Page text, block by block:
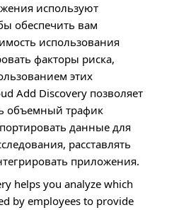
используют
обеспечить вам
использования
факторы риска,
этих
Add Discovery позволяет
объемный трафик
данные для
расставлять
приложения.
helps you analyze which
by employees to provide